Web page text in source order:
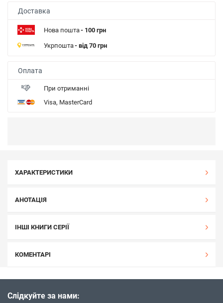
Доставка
Нова пошта- 100 грн
Укрпошта- від 70 грн
Оплата
При отриманні
Visa, MasterCard
ХАРАКТЕРИСТИКИ
АНОТАЦІЯ
ІНШІ КНИГИ СЕРІЇ
КОМЕНТАРІ
Слідкуйте за нами: